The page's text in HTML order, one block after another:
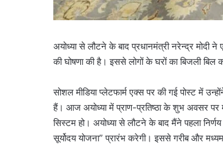
अयोध्‍या से लौटने के बाद प्रधानमंत्री नरेन्‍द्र मोदी
की घोषणा की है। इससे लोगों के घरों का बिजली बिल
सोशल मीडिया प्‍लेटफार्म एक्‍स पर की गई पोस्‍ट में
हैं। आज अयोध्या में प्राण-प्रतिष्ठा के शुभ अवसर
सिस्टम हो। अयोध्या से लौटने के बाद मैंने पहला
सूर्योदय योजना” प्रारंभ करेगी। इससे गरीब और मध्यम